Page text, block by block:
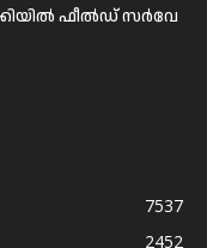
ഫീല്‍ഡ് സര്‍വേ
7537
2452